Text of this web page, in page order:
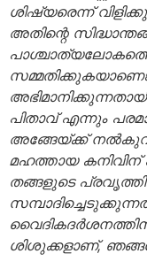
ശിഷ്യരെന്ന്
അതിന്റെ
പിതാവ് എന്നും
അങ്ങേയ്ക്ക്
മഹത്തായ
തങ്ങളുടെ
ശിശുക്കളാണ്,